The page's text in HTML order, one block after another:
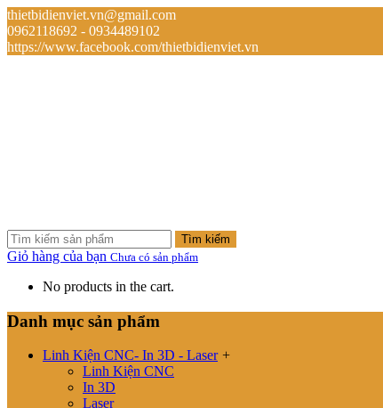
thietbidienviet.vn@gmail.com
0962118692 - 0934489102
https://www.facebook.com/thietbidienviet.vn
Tìm kiếm
Giỏ hàng của bạn Chưa có sản phẩm
No products in the cart.
Danh mục sản phẩm
Linh Kiện CNC- In 3D - Laser +
Linh Kiện CNC
In 3D
Laser